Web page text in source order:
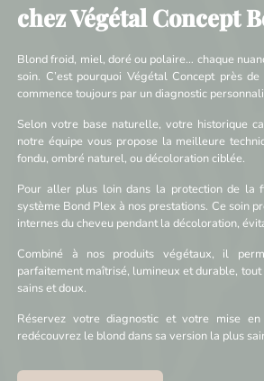
chez Végétal Concept
Blond froid, miel, doré ou polaire… chaque
soin. C’est pourquoi Végétal Concept près
commence toujours par un diagnostic
Selon votre base naturelle, votre historique
notre équipe vous propose la meilleure
fondu, ombré naturel, ou décoloration ciblée.
Pour aller plus loin dans la protection de la
système Bond Plex à nos prestations. Ce soin
internes du cheveu pendant la décoloration,
Combiné à nos produits végétaux, il
parfaitement maîtrisé, lumineux et durable,
sains et doux.
Réservez votre diagnostic et votre mise
redécouvrez le blond dans sa version la plus